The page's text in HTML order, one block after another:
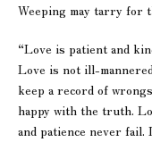
Weeping may tarry for
“Love is patient and
Love is not ill-
keep a record of
happy with the truth.
and patience never